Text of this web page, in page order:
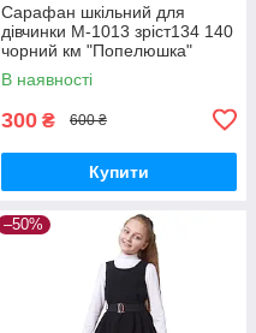
Сарафан шкільний для
дівчинки М-1013 зріст134 140
чорний км "Попелюшка"
В наявності
300 ₴ 600 ₴
Купити
–50%